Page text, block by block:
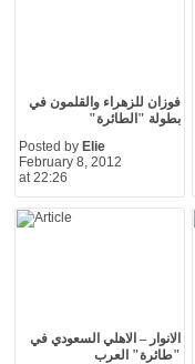
فوزان للزهراء والقلمون في
بطولة "الطائرة"
Posted by Elie
February 8, 2012
at 22:26
الانوار – الاهلي السعودي في
"طائرة" العرب